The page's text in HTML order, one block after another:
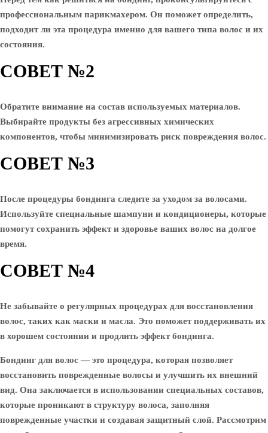
профессиональным парикмахером. Он поможет определить,
подходит ли эта процедура именно для вашего типа волос и их
состояния.
СОВЕТ №2
Обратите внимание на состав используемых материалов.
Выбирайте продукты без агрессивных химических
компонентов, чтобы минимизировать риск повреждения волос.
СОВЕТ №3
После процедуры бондинга следите за уходом за волосами.
Используйте специальные шампуни и кондиционеры, которые
помогут сохранить эффект и здоровье ваших волос на долгое
время.
СОВЕТ №4
Не забывайте о регулярных процедурах для восстановления
волос, таких как маски и масла. Это поможет поддерживать их
в хорошем состоянии и продлить эффект бондинга.
Бондинг для волос — это процедура, которая позволяет
восстановить поврежденные волосы и улучшить их внешний
вид. Она заключается в использовании специальных составов,
которые проникают в структуру волоса, заполняя
поврежденные участки и создавая защитный слой. Рассмотрим